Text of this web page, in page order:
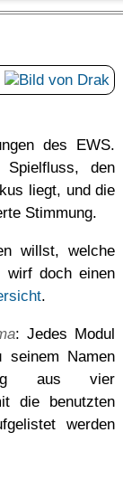
des EWS.
Spielfluss, den
liegt, und die
Stimmung.
willst, welche
wirf doch einen
.
: Jedes Modul
seinem Namen
aus vier
die benutzten
werden